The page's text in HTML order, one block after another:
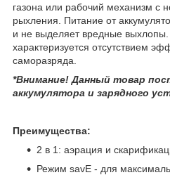
газона или рабочий механизм с
рыхления. Питание от
и не выделяет вредные
характеризуется отсутствием
саморазряда.
*Внимание! Данный товар
аккумулятора и зарядного
Преимущества:
2 в 1: аэрация и
Режим savE - для